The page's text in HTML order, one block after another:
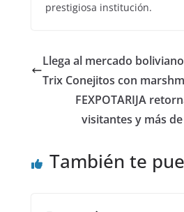
prestigiosa institución.
Llega al mercado
Trix Conejitos con
FEXPOTARIJA
visitantes y más
También te